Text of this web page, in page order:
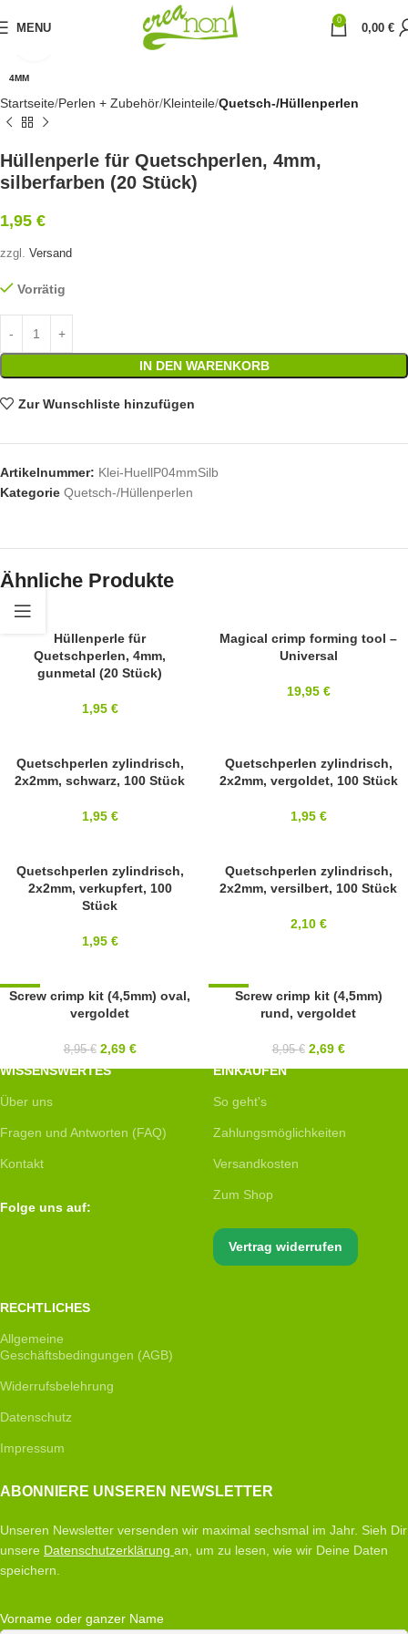
MENU
0
0,00 €
4MM
Startseite Perlen + Zubehör Kleinteile Quetsch-/Hüllenperlen
Hüllenperle für Quetschperlen, 4mm,
silberfarben (20 Stück)
1,95 €
zzgl. Versand
Vorrätig
IN DEN WARENKORB
Zur Wunschliste hinzufügen
Artikelnummer: Klei-HuellP04mmSilb
Kategorie Quetsch-/Hüllenperlen
Ähnliche Produkte
Hüllenperle für
Quetschperlen, 4mm,
gunmetal (20 Stück)
1,95 €
BEADSMITH
Magical crimp forming tool –
Universal
19,95 €
BEADSMITH
Quetschperlen zylindrisch,
2x2mm, schwarz, 100 Stück
1,95 €
BEADSMITH
Quetschperlen zylindrisch,
2x2mm, vergoldet, 100 Stück
1,95 €
BEADSMITH
Quetschperlen zylindrisch,
2x2mm, verkupfert, 100
Stück
1,95 €
BEADSMITH
Quetschperlen zylindrisch,
2x2mm, versilbert, 100 Stück
2,10 €
-70%
Screw crimp kit (4,5mm) oval,
vergoldet
8,95€ 2,69 €
-70%
BEADSMITH
Screw crimp kit (4,5mm)
rund, vergoldet
8,95€ 2,69 €
WISSENSWERTES
Über uns
Fragen und Antworten (FAQ)
Kontakt
Folge uns auf:
EINKAUFEN
So geht's
Zahlungsmöglichkeiten
Versandkosten
Zum Shop
Vertrag widerrufen
RECHTLICHES
Allgemeine
Geschäftsbedingungen (AGB)
Widerrufsbelehrung
Datenschutz
Impressum
ABONNIERE UNSEREN NEWSLETTER
Unseren Newsletter versenden wir maximal sechsmal im Jahr. Sieh Dir
unsere Datenschutzerklärung an, um zu lesen, wie wir Deine Daten
speichern.
Vorname oder ganzer Name